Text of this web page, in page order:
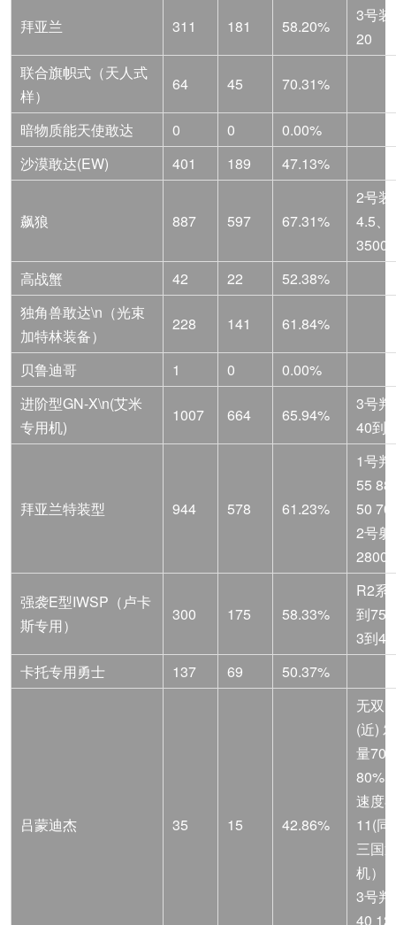
拜亚兰 311 181 58.20%
3号
20
联合旗帜式（天人式
样）
64 45 70.31%
暗物质能天使敢达 0 0
0.00%
沙漠敢达(EW)
401 189 47.13%
飙狼 887 597 67.31%
2号
4.5、
3500
高战蟹
42 22
52.38%
独角兽敢达\n（光束
加特林装备）
228 141 61.84%
贝鲁迪哥 1 0
0.00%
进阶型GN-X\n(艾米
专用机)
1007 664 65.94%
3号
40到
拜亚兰特装型 944 578 61.23%
1号
55 88
50 70
2号射
2800
强袭E型IWSP（卢卡
斯专用）
300 175 58.33%
R2系
到
3到
卡托专用勇士
137 69 50.37%
吕蒙迪杰 35 15 42.86%
无双
(近)
量70
80%
速度8
11(同
三国
机）
3号
40